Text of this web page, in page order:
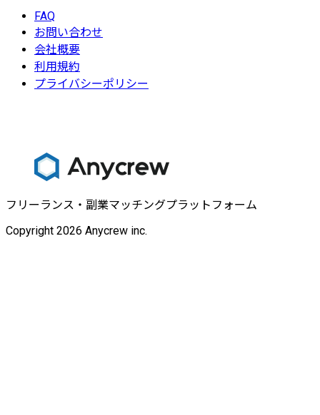
FAQ
お問い合わせ
会社概要
利用規約
プライバシーポリシー
フリーランス・副業マッチングプラットフォーム
Copyright 2026 Anycrew inc.